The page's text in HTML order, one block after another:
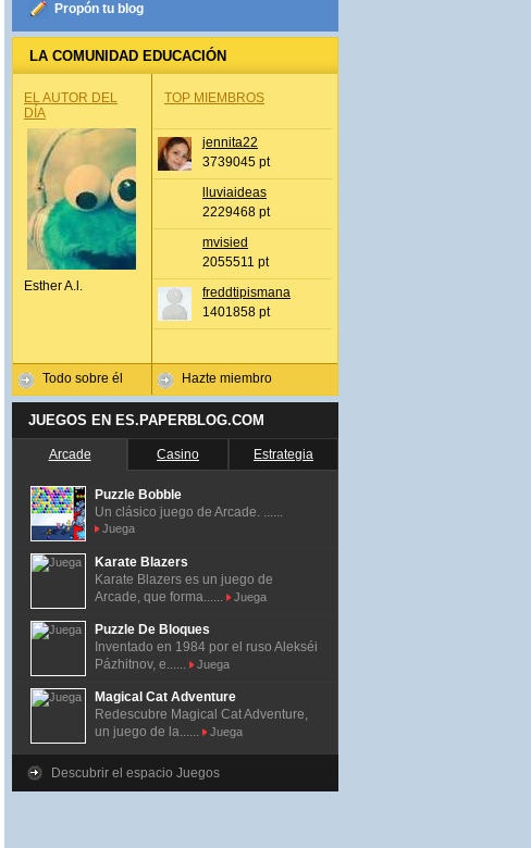
Propón tu blog
LA COMUNIDAD EDUCACIÓN
EL AUTOR DEL
DÍA
Esther A.l.
Todo sobre él
TOP MIEMBROS
jennita22
3739045 pt
lluviaideas
2229468 pt
mvisied
2055511 pt
freddtipismana
1401858 pt
Hazte miembro
JUEGOS EN ES.PAPERBLOG.COM
Arcade Casino Estrategia
Puzzle Bobble
Un clásico juego de Arcade. ......
Juega
Karate Blazers
Karate Blazers es un juego de
Arcade, que forma......
Juega
Puzzle De Bloques
Inventado en 1984 por el ruso Alekséi
Pázhitnov, e......
Juega
Magical Cat Adventure
Redescubre Magical Cat Adventure,
un juego de la......
Juega
Descubrir el espacio Juegos